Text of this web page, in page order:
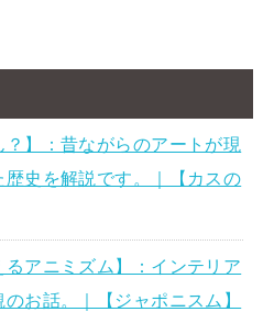
？】：昔ながらのアートが現
史を解説です。｜【カスの
るアニミズム】：インテリア
お話。｜【ジャポニスム】